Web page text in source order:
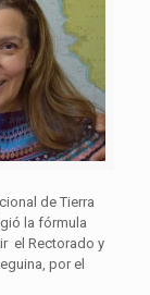
de Tierra
la fórmula
el Rectorado y
por el